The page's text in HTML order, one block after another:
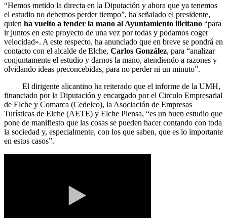
“Hemos metido la directa en la Diputación y ahora que ya tenemos
el estudio no debemos perder tiempo”, ha señalado el presidente,
quien ha vuelto a tender la mano al Ayuntamiento ilicitano “para
ir juntos en este proyecto de una vez por todas y podamos coger
velocidad». A este respecto, ha anunciado que en breve se pondrá en
contacto con el alcalde de Elche, Carlos González, para “analizar
conjuntamente el estudio y darnos la mano, atendiendo a razones y
olvidando ideas preconcebidas, para no perder ni un minuto”.
El dirigente alicantino ha reiterado que el informe de la UMH,
financiado por la Diputación y encargado por el Circulo Empresarial
de Elche y Comarca (Cedelco), la Asociación de Empresas
Turísticas de Elche (AETE) y Elche Piensa, “es un buen estudio que
pone de manifiesto que las cosas se pueden hacer contando con toda
la sociedad y, especialmente, con los que saben, que es lo importante
en estos casos”.